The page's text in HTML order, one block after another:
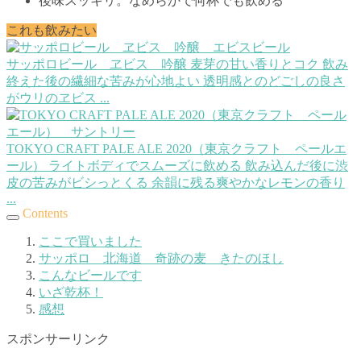
これも飲みたい
サッポロビール ヱビス 吟醸 麦芽の甘い香りとコク 飲み
終えた後の繊細な苦みが心地よい 透明感とのどごしの良さ
がウリのヱビス ...
TOKYO CRAFT PALE ALE 2020（東京クラフト ペールエ
ール）
ライトボディでスムーズに飲める 飲み込んだ後に渋
皮の苦みがビシっとくる 余韻に残る爽やかなレモンの香り
...
Contents
ここで買いました
サッポロ 北海道 奇跡の麦 きたのほし
こんなビールです
いざ乾杯！
感想
スポンサーリンク